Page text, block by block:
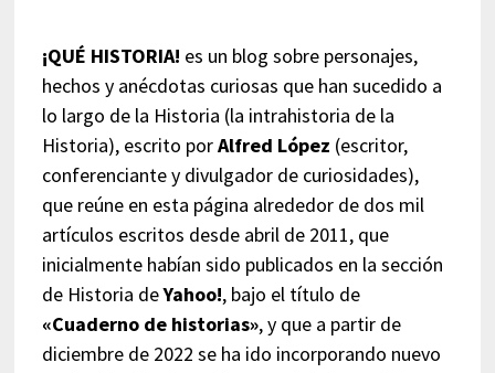
¡QUÉ HISTORIA! es un blog sobre personajes,
hechos y anécdotas curiosas que han sucedido a
lo largo de la Historia (la intrahistoria de la
Historia), escrito porAlfred López (escritor,
conferenciante y divulgador de curiosidades),
que reúne en esta página alrededor de dos mil
artículos escritos desde abril de 2011, que
inicialmente habían sido publicados en la sección
de Historia deYahoo!, bajo el título de
«Cuaderno de historias», y que a partir de
diciembre de 2022 se ha ido incorporando nuevo